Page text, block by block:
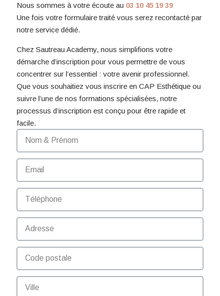
Nous sommes à votre écoute au 03 10 45 19 39
Une fois votre formulaire traité vous serez recontacté par
notre service dédié.
Chez Sautreau Academy, nous simplifions votre
démarche d’inscription pour vous permettre de vous
concentrer sur l’essentiel : votre avenir professionnel.
Que vous souhaitiez vous inscrire en CAP Esthétique ou
suivre l’une de nos formations spécialisées, notre
processus d’inscription est conçu pour être rapide et
facile.